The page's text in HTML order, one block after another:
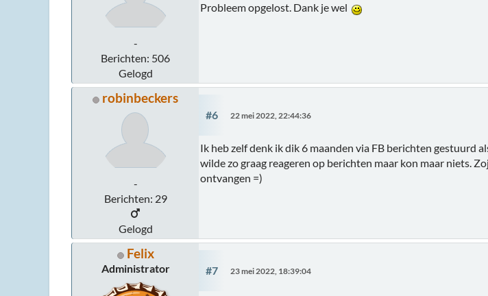
-
Berichten: 506
Gelogd
Probleem opgelost. Dank je wel
robinbeckers
-
Berichten: 29
Gelogd
#6 22 mei 2022, 22:44:36
Ik heb zelf denk ik dik 6 maanden via FB berichten gestuurd
wilde zo graag reageren op berichten maar kon maar niets.
ontvangen =)
Felix
Administrator #7 23 mei 2022, 18:39:04